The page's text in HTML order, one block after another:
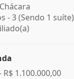
- 3 (Sendo 1 suíte)
R$ 1.100.000,00